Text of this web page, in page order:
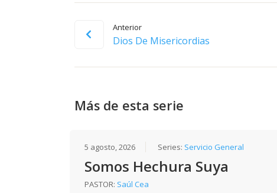
Anterior
Dios De Misericordias
Más de esta serie
5 agosto, 2026 Series: Servicio General
Somos Hechura Suya
PASTOR: Saúl Cea